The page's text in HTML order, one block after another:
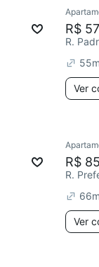
R$
R.
55
Ver
R$
R.
66
Ver